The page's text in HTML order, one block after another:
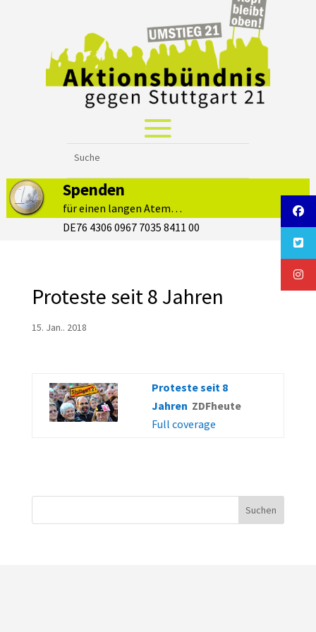
Spenden
für einen langen Atem…
DE76 4306 0967 7035 8411 00
Proteste seit 8 Jahren
15. Jan.. 2018
Proteste seit 8
Jahren ZDFheute
Full coverage
Suchen